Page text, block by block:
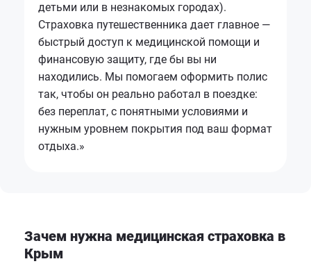
детьми или в незнакомых городах).
Страховка путешественника дает главное —
быстрый доступ к медицинской помощи и
финансовую защиту, где бы вы ни
находились. Мы помогаем оформить полис
так, чтобы он реально работал в поездке:
без переплат, с понятными условиями и
нужным уровнем покрытия под ваш формат
отдыха.»
Зачем нужна медицинская страховка в
Крым